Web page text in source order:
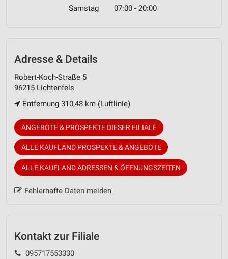
Samstag 07:00 - 20:00
Adresse & Details
Robert-Koch-Straße 5
96215 Lichtenfels
Entfernung 310,48 km (Luftlinie)
ANGEBOTE & PROSPEKTE DIESER FILIALE
ALLE KAUFLAND PROSPEKTE & ANGEBOTE
ALLE KAUFLAND ADRESSEN & ÖFFNUNGSZEITEN
Fehlerhafte Daten melden
Kontakt zur Filiale
095717553330